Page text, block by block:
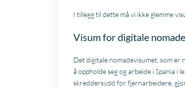
I tillegg til dette må vi ikke glemme
Visum for digitale
Det digitale nomadevisumet, som
å oppholde seg og arbeide i Spania i
skreddersydd for fjernarbeidere,